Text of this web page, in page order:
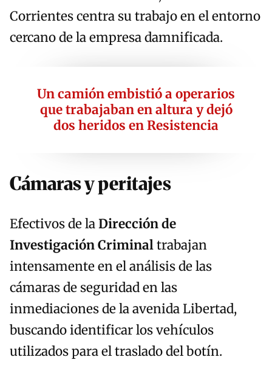
Corrientes centra su trabajo en el entorno
cercano de la empresa damnificada.
Un camión embistió a operarios
que trabajaban en altura y dejó
dos heridos en Resistencia
Cámaras y peritajes
Efectivos de laDirección de
Investigación Criminaltrabajan
intensamente en el análisis de las
cámaras de seguridad en las
inmediaciones de la avenida Libertad,
buscando identificar los vehículos
utilizados para el traslado del botín.